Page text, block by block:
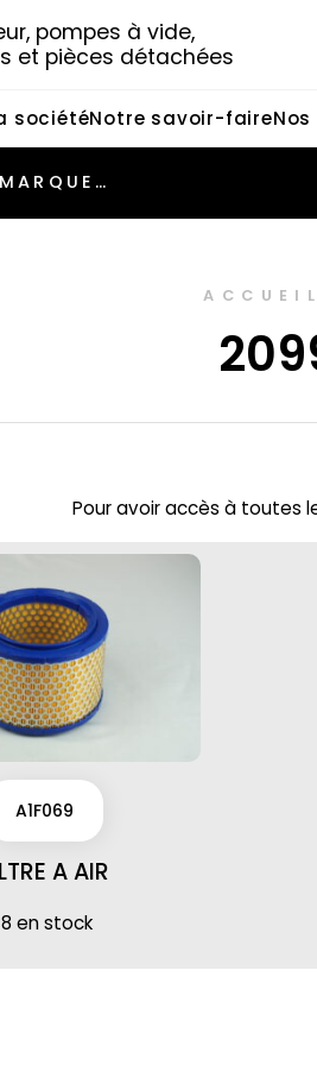
pompes à vide,
et pièces détachées
sociétéNotre savoir-faire
ACCUEIL
Pour avoir accès à toutes
A1F069
A AIR
en stock